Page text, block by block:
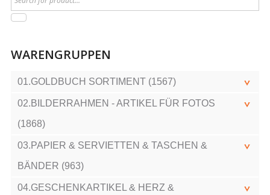
WARENGRUPPEN
01.GOLDBUCH SORTIMENT (1567)
02.BILDERRAHMEN - ARTIKEL FÜR FOTOS
(1868)
03.PAPIER & SERVIETTEN & TASCHEN &
BÄNDER (963)
04.GESCHENKARTIKEL & HERZ &